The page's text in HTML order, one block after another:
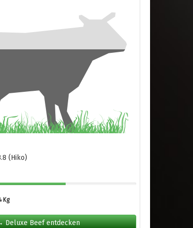
(Hiko)
Kg
Deluxe Beef entdecken